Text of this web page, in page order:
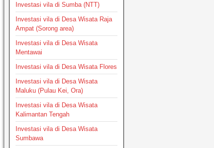
Investasi vila di Sumba (NTT)
Investasi vila di Desa Wisata Raja
Ampat (Sorong area)
Investasi vila di Desa Wisata
Mentawai
Investasi vila di Desa Wisata Flores
Investasi vila di Desa Wisata
Maluku (Pulau Kei, Ora)
Investasi vila di Desa Wisata
Kalimantan Tengah
Investasi vila di Desa Wisata
Sumbawa